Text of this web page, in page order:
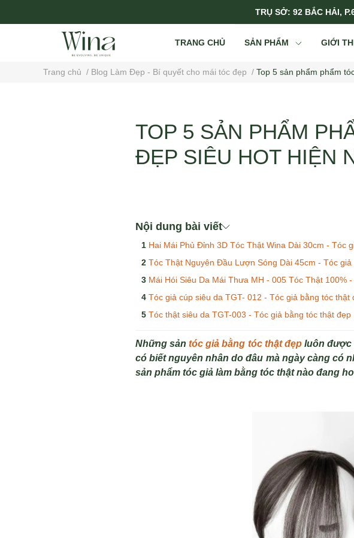
TRỤ SỞ: 92 BẮC HẢI,
TRANG CHỦ SẢN PHẨM GIỚI
Trang chủ / Blog Làm Đẹp - Bí quyết cho mái tóc đẹp / Top 5 sản phẩm phẩm
TOP 5 SẢN PHẨM
ĐẸP SIÊU HOT HIỆN
Nội dung bài viết
Hai Mái Phủ Đỉnh 3D Tóc Thật Wina Dài 30cm - Tóc
Tóc Thật Nguyên Đầu Lượn Sóng Dài 45cm - Tóc
Mái Hói Siêu Da Mái Thưa MH - 005 Tóc Thật 100%
Tóc giả cúp siêu da TGT- 012 - Tóc giả bằng tóc thật
Tóc thật siêu da TGT-003 - Tóc giả bằng tóc thật đẹp
Những sảntóc giả bằng tóc thật đẹp luôn được
có biết nguyên nhân do đâu mà ngày càng có
sản phẩm tóc giả làm bằng tóc thật nào đang